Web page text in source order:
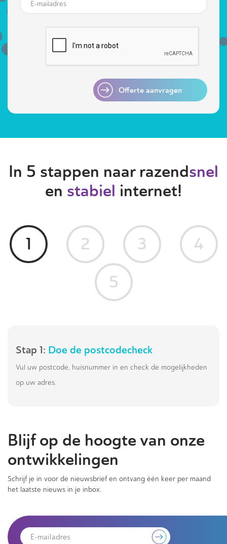
Offerte aanvragen
In 5 stappen naar razendsnel
en stabiel internet!
1 2 3
4
5
Stap 1: Doe de postcodecheck
Vul uw postcode, huisnummer in en check de mogelijkheden
op uw adres.
Blijf op de hoogte van onze
ontwikkelingen
Schrijf je in voor de nieuwsbrief en ontvang één keer per maand
het laatste nieuws in je inbox.